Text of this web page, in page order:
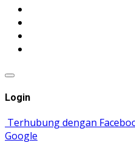
Login
Terhubung dengan
Google